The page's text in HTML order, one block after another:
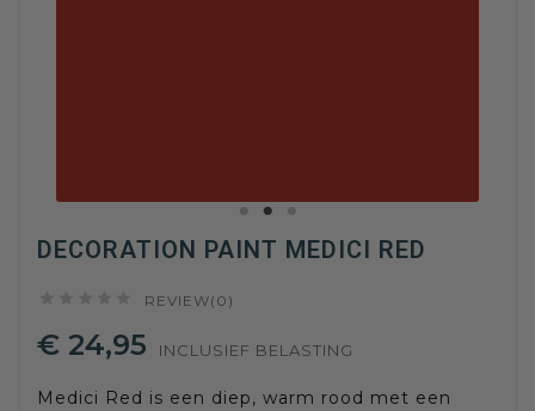
DECORATION PAINT MEDICI RED
REVIEW(0)
€ 24,95 INCLUSIEF BELASTING
Medici Red is een diep, warm rood met een